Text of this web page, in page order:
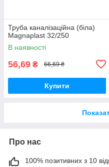
Труба каналізаційна (біла)
Magnaplast 32/250
В наявності
56,69 ₴ 66,69 ₴
Купити
Про нас
100% позитивних з 10